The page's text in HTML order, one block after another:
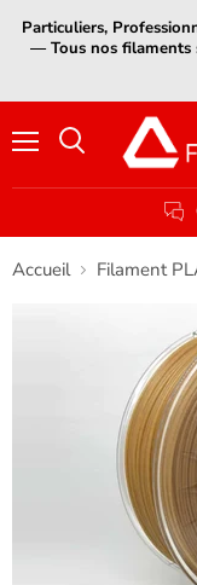
Particuliers,
— Tous nos filaments
Accueil Filament